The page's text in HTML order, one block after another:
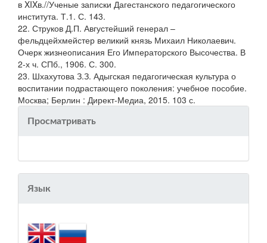
в XIXв.//Ученые записки Дагестанского педагогического
института. Т.1. С. 143.
22. Струков Д.П. Августейший генерал –
фельдцейхмейстер великий князь Михаил Николаевич.
Очерк жизнеописания Его Императорского Высочества. В
2-х ч. СПб., 1906. С. 300.
23. Шхахутова З.З. Адыгская педагогическая культура о
воспитании подрастающего поколения: учебное пособие.
Москва; Берлин : Директ-Медиа, 2015. 103 с.
Просматривать
Язык